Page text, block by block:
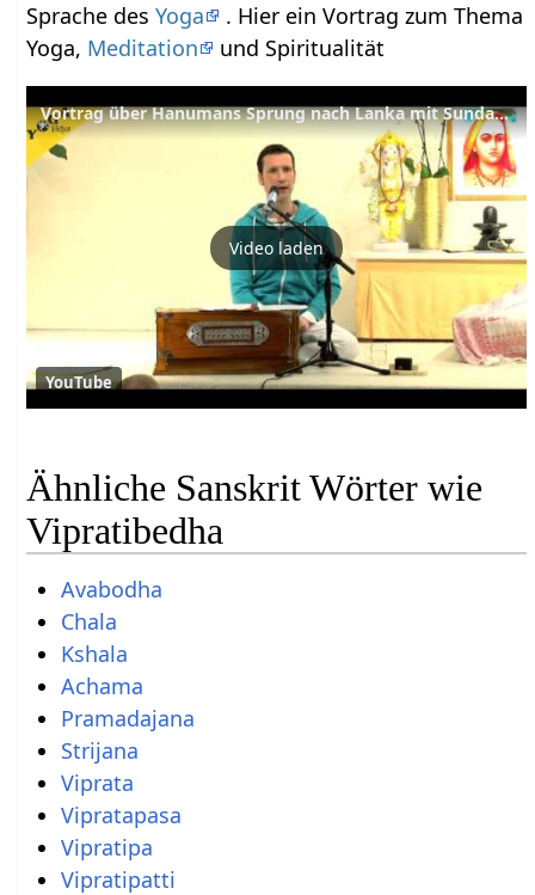
Sprache desYoga
. Hier ein Vortrag zum Thema
Yoga, Meditation und Spiritualität
Vortrag über Hanumans Sprung nach Lanka mit Sundaram
Video laden
YouTube
Ähnliche Sanskrit Wörter wie
Vipratibedha
Avabodha
Chala
Kshala
Achama
Pramadajana
Strijana
Viprata
Vipratapasa
Vipratipa
Vipratipatti